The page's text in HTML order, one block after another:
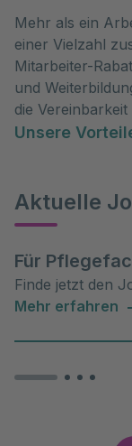
Mehr als ein
einer Vielzahl
Mitarbeiter-
und
die
Unsere
Aktuelle
Für
Finde jetzt den
Mehr erfahren